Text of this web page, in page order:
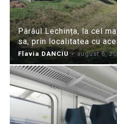
Pârâul Lechința, la cel
sa, prin localitatea cu
Flavia DANCIU - august 6,